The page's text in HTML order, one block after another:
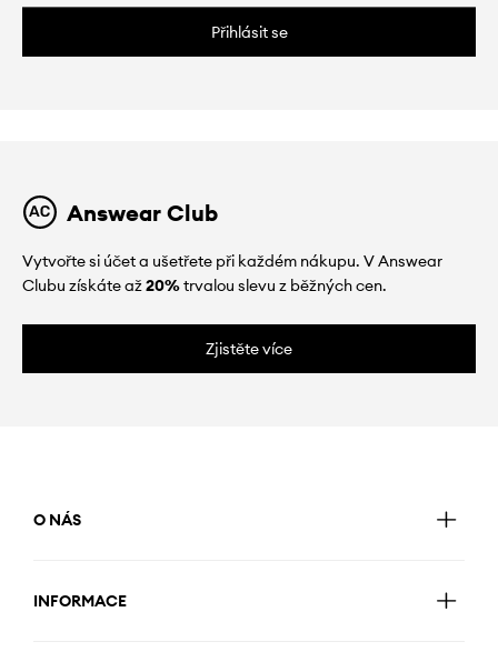
Přihlásit se
Answear Club
Vytvořte si účet a ušetřete při každém nákupu. V Answear
Clubu získáte až20%trvalou slevu z běžných cen.
Zjistěte více
O NÁS
INFORMACE